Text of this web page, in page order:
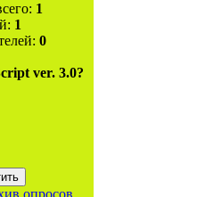
1
1
0
ver. 3.0?
опросов